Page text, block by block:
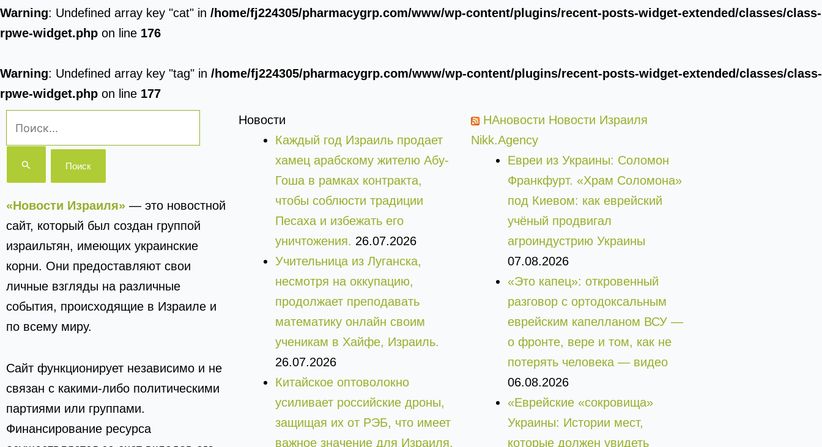
Warning: Undefined array key "cat" in /home/fj224305/pharmacygrp.com/www/wp-content/plugins/recent-posts-widget-extended/classes/class-
rpwe-widget.php on line 176
Warning: Undefined array key "tag" in /home/fj224305/pharmacygrp.com/www/wp-content/plugins/recent-posts-widget-extended/classes/class-
rpwe-widget.php on line 177
«Новости Израиля» — это новостной
сайт, который был создан группой
израильтян, имеющих украинские
корни. Они предоставляют свои
личные взгляды на различные
события, происходящие в Израиле и
по всему миру.
Сайт функционирует независимо и не
связан с какими-либо политическими
партиями или группами.
Финансирование ресурса
Новости
Каждый год Израиль продает
хамец арабскому жителю Абу-
Гоша в рамках контракта,
чтобы соблюсти традиции
Песаха и избежать его
уничтожения. 26.07.2026
Учительница из Луганска,
несмотря на оккупацию,
продолжает преподавать
математику онлайн своим
ученикам в Хайфе, Израиль.
26.07.2026
Китайское оптоволокно
усиливает российские дроны,
защищая их от РЭБ, что имеет
важное значение для Израиля.
НАновости Новости Израиля
Nikk.Agency
Евреи из Украины: Соломон
Франкфурт. «Храм Соломона»
под Киевом: как еврейский
учёный продвигал
агроиндустрию Украины
07.08.2026
«Это капец»: откровенный
разговор с ортодоксальным
еврейским капелланом ВСУ —
о фронте, вере и том, как не
потерять человека — видео
06.08.2026
«Еврейские «сокровища»
Украины: Истории мест,
которые должен увидеть